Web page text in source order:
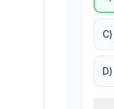
C)
D)